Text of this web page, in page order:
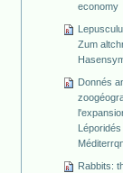
economy
Zum
Donnés
Rabbits: